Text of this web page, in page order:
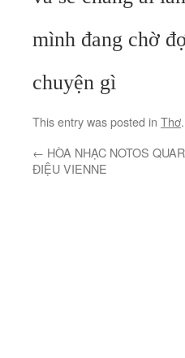
mình đang chờ
chuyện gì
This entry was posted in Thơ
← HÒA NHẠC NOTOS
ĐIỆU VIENNE